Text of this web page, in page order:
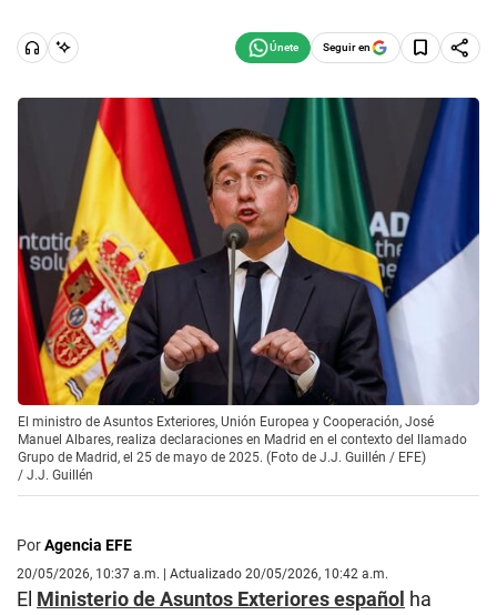
Seguir en
El ministro de Asuntos Exteriores, Unión Europea y Cooperación, José
Manuel Albares, realiza declaraciones en Madrid en el contexto del llamado
Grupo de Madrid, el 25 de mayo de 2025. (Foto de J.J. Guillén / EFE)
/ J.J. Guillén
PorAgencia EFE
20/05/2026, 10:37 a.m. | Actualizado 20/05/2026, 10:42 a.m.
El Ministerio de Asuntos Exteriores español ha